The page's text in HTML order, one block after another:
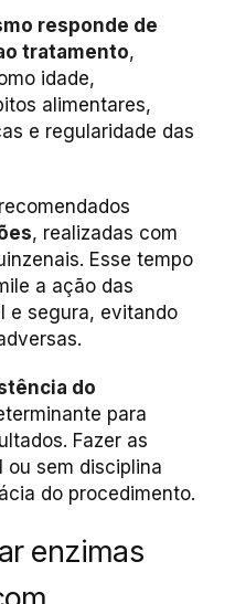
responde de
tratamento,
idade,
alimentares,
e regularidade das
, realizadas com
Esse tempo
a ação das
e segura, evitando
do
para
Fazer as
ou sem disciplina
do procedimento.
enzimas